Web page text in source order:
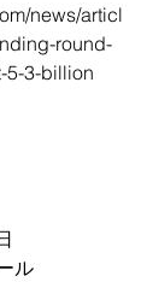
news/articl
round-
5-3-billion
ル